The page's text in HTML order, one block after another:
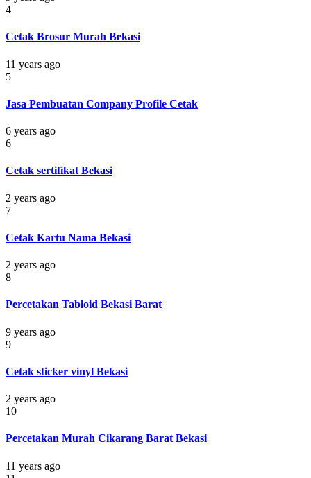
4
Cetak Brosur Murah Bekasi
11 years ago
5
Jasa Pembuatan Company Profile Cetak
6 years ago
6
Cetak sertifikat Bekasi
2 years ago
7
Cetak Kartu Nama Bekasi
2 years ago
8
Percetakan Tabloid Bekasi Barat
9 years ago
9
Cetak sticker vinyl Bekasi
2 years ago
10
Percetakan Murah Cikarang Barat Bekasi
11 years ago